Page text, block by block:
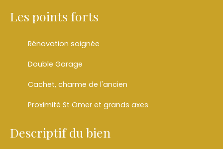
Les points forts
Rénovation soignée
Double Garage
Cachet, charme de l'ancien
Proximité St Omer et grands axes
Descriptif du bien